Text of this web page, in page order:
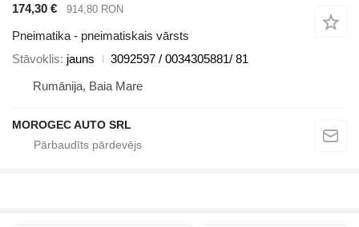
174,30 € 914,80 RON
Pneimatika - pneimatiskais vārsts
Stāvoklis jauns
3092597 / 0034305881/ 81
Rumānija, Baia Mare
MOROGEC AUTO SRL